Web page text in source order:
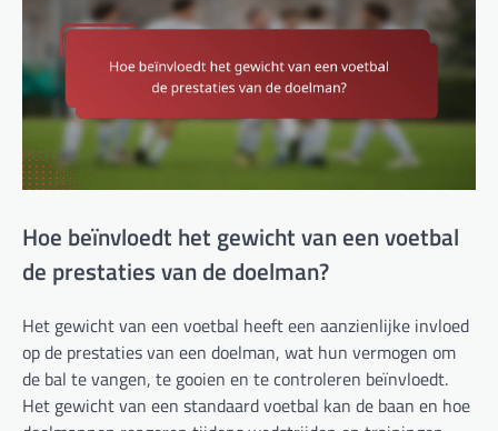
Hoe beïnvloedt het gewicht van een voetbal
de prestaties van de doelman?
Het gewicht van een voetbal heeft een aanzienlijke invloed
op de prestaties van een doelman, wat hun vermogen om
de bal te vangen, te gooien en te controleren beïnvloedt.
Het gewicht van een standaard voetbal kan de baan en hoe